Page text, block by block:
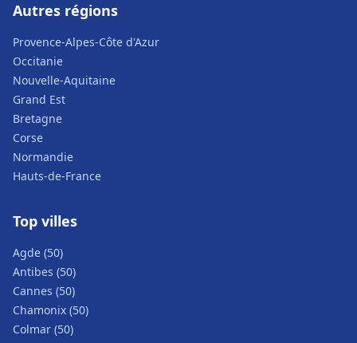
Autres régions
Provence-Alpes-Côte d'Azur
Occitanie
Nouvelle-Aquitaine
Grand Est
Bretagne
Corse
Normandie
Hauts-de-France
Top villes
Agde (50)
Antibes (50)
Cannes (50)
Chamonix (50)
Colmar (50)